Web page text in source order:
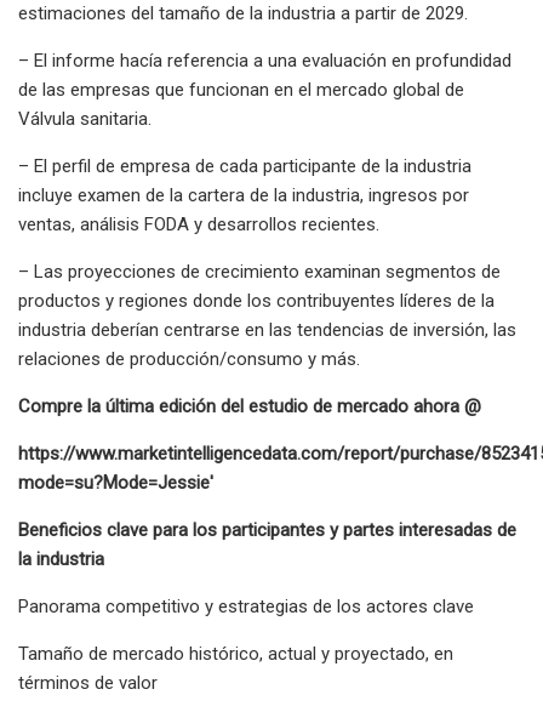
estimaciones del tamaño de la industria a partir de 2029.
– El informe hacía referencia a una evaluación en profundidad
de las empresas que funcionan en el mercado global de
Válvula sanitaria.
– El perfil de empresa de cada participante de la industria
incluye examen de la cartera de la industria, ingresos por
ventas, análisis FODA y desarrollos recientes.
– Las proyecciones de crecimiento examinan segmentos de
productos y regiones donde los contribuyentes líderes de la
industria deberían centrarse en las tendencias de inversión, las
relaciones de producción/consumo y más.
Compre la última edición del estudio de mercado ahora @
https://www.marketintelligencedata.com/report/purchase/
mode=su?Mode=Jessie'
Beneficios clave para los participantes y partes interesadas de
la industria
Panorama competitivo y estrategias de los actores clave
Tamaño de mercado histórico, actual y proyectado, en
términos de valor